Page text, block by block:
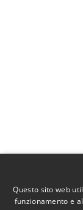
Questo sito web
funzionamento e